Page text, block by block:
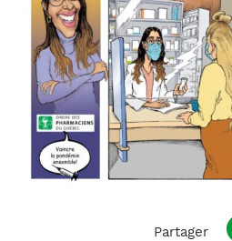
Partager